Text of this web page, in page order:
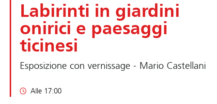
Labirinti in giardini
onirici e paesaggi
ticinesi
Esposizione con vernissage - Mario Castellani
Alle 17:00